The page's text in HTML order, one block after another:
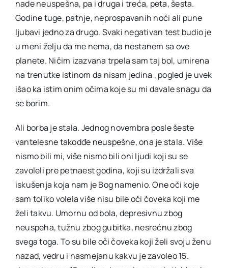
nade neuspešna, pa i druga i treća, peta, šesta.
Godine tuge, patnje, neprospavanih noći ali pune
ljubavi jedno za drugo. Svaki negativan test budio je
u meni želju da me nema, da nestanem sa ove
planete. Ničim izazvana trpela sam taj bol, umirena
na trenutke istinom da nisam jedina , pogled je uvek
išao ka istim onim očima koje su mi davale snagu da
se borim.
Ali borba je stala. Jednog novembra posle šeste
vantelesne takodđe neuspešne, ona je stala. Više
nismo bili mi, više nismo bili oni ljudi koji su se
zavoleli pre petnaest godina, koji su izdržali sva
iskušenja koja nam je Bog namenio. One oči koje
sam toliko volela više nisu bile oči čoveka koji me
želi takvu. Umornu od bola, depresivnu zbog
neuspeha, tužnu zbog gubitka, nesrećnu zbog
svega toga. To su bile oči čoveka koji želi svoju ženu
nazad, vedru i nasmejanu kakvu je zavoleo 15.